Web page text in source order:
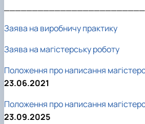
Заява на виробничу практику
Заява на магістерську роботу
Положення про написання
23.06.2021
Положення про написання
23.09.2025